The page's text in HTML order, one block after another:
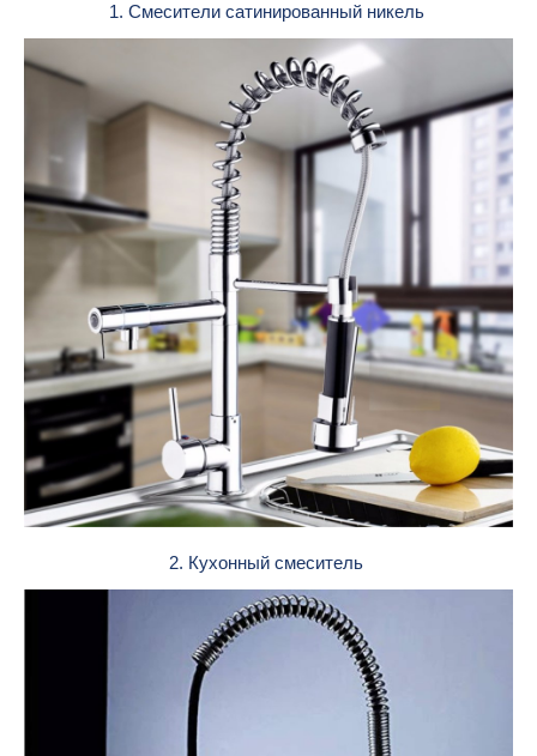
1. Смесители сатинированный никель
2. Кухонный смеситель